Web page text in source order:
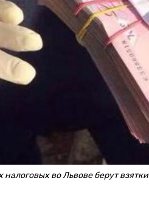
во Львове берут взятки